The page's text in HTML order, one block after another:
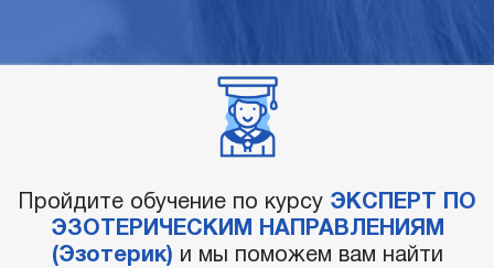
Пройдите обучение по курсу ЭКСПЕРТ ПО
ЭЗОТЕРИЧЕСКИМ НАПРАВЛЕНИЯМ
(Эзотерик) и мы поможем вам найти